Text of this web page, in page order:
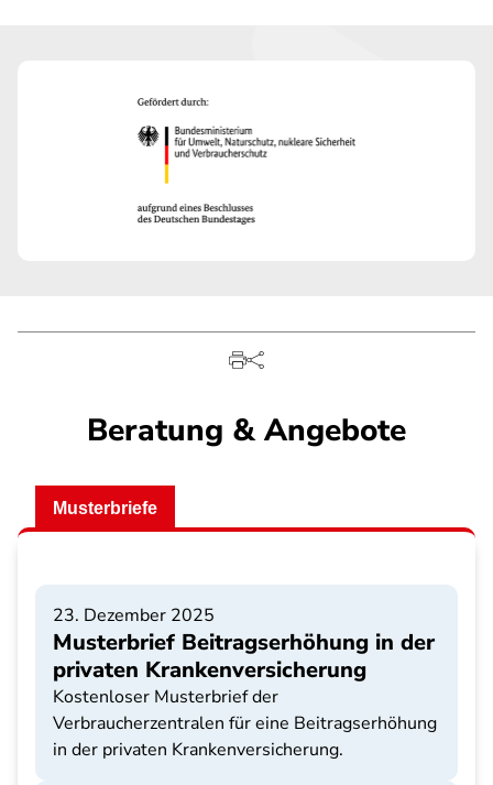
Beratung & Angebote
Musterbriefe
23. Dezember 2025
Musterbrief Beitragserhöhung in der
privaten Krankenversicherung
Kostenloser Musterbrief der
Verbraucherzentralen für eine Beitragserhöhung
in der privaten Krankenversicherung.